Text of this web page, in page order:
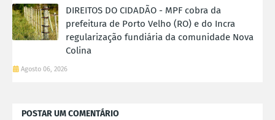
DIREITOS DO CIDADÃO - MPF cobra da
prefeitura de Porto Velho (RO) e do Incra
regularização fundiária da comunidade Nova
Colina
Agosto 06, 2026
POSTAR UM COMENTÁRIO